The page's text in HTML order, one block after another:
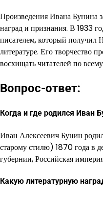
Произведения Ивана Бунина
наград и признания. В 1933
писателем, который
литературе. Его творчество
восхищать читателей по
Вопрос-ответ:
Когда и где родился Иван
Иван Алексеевич Бунин
старому стилю) 1870 года в
губернии, Российская
Какую литературную